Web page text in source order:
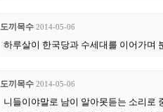
도끼목수 2014-05-06
하루살이 한국당과 수세대를 이어가며
도끼목수 2014-05-06
니들이야말로 남이 알아못듣는 소리로